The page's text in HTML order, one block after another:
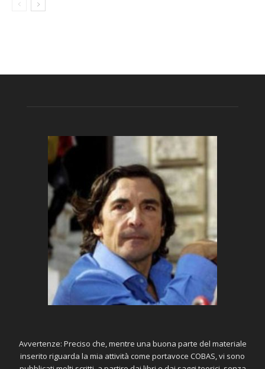
Avvertenze: Preciso che, mentre una buona parte del materiale
inserito riguarda la mia attività come portavoce COBAS, vi sono